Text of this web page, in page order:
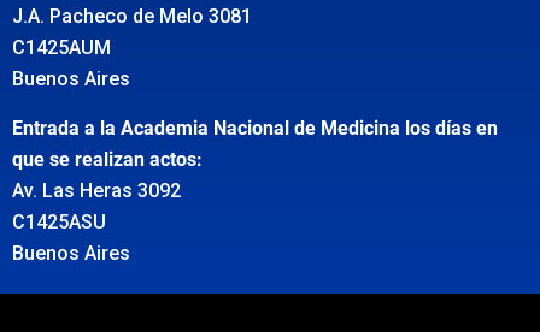
J.A. Pacheco de Melo 3081
C1425AUM
Buenos Aires
Entrada a la Academia Nacional de Medicina los días en
que se realizan actos:
Av. Las Heras 3092
C1425ASU
Buenos Aires